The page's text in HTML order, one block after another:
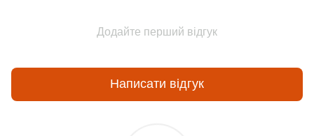
Додайте перший відгук
Написати відгук